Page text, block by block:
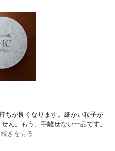
ちが良くなります。細かい粒子が
ん。もう、手離せない一品です。
続きを見る